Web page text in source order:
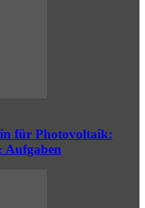
für Photovoltaik:
Aufgaben